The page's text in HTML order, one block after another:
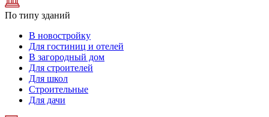
По типу зданий
В новостройку
Для гостиниц и отелей
В загородный дом
Для строителей
Для школ
Строительные
Для дачи